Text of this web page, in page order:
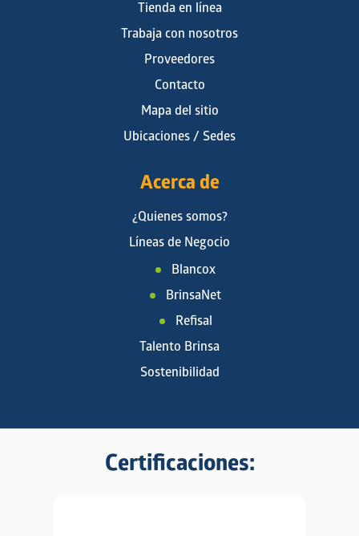
Tienda en línea
Trabaja con nosotros
Proveedores
Contacto
Mapa del sitio
Ubicaciones / Sedes
Acerca de
¿Quienes somos?
Líneas de Negocio
Blancox
BrinsaNet
Refisal
Talento Brinsa
Sostenibilidad
Certificaciones: